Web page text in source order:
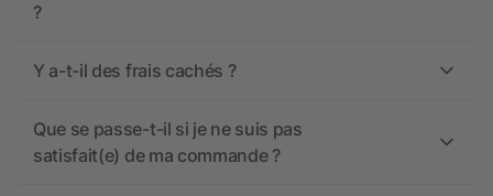
?
Y a-t-il des frais cachés ?
Que se passe-t-il si je ne suis pas
satisfait(e) de ma commande ?